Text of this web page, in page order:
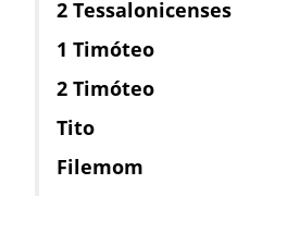
2 Tessalonicenses
1 Timóteo
2 Timóteo
Tito
Filemom